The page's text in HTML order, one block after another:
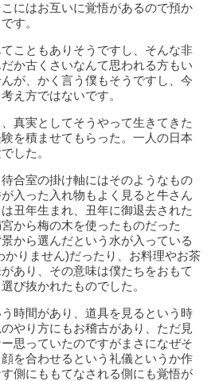
にはお互いに覚悟があるので預か
す。
こともありそうですし、そんな非
か古くさいなんて思われる方もい
が、かく言う僕もそうですし、今
え方ではないです。
真実としてそうやって生きてきた
を積ませてもらった。一人の日本
した。
合室の掛け軸にはそのようなもの
入った入れ物もよく見ると牛さん
丑年生まれ、丑年に御退去された
から梅の木を使ったものだった
から選んだという水が入っている
かりません)だったり、お料理やお茶
あり、その意味は僕たちをおもて
び抜かれたものでした。
時間があり、道具を見るという時
やり方にもお稽古があり、ただ見
思っていたのですがまさになぜそ
を合わせるという礼儀というか作
側にももてなされる側にも覚悟が